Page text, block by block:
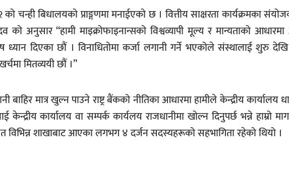
चन्ही बिधालयको प्राङ्गणमा मनाईएको छ । वित्तीय साक्षरता कार्यक्रमका
को अनुसार “हामी माइक्रोफाइनान्सको विश्वव्यापी मूल्य र मान्यताको आधारमा
ध्यान दिएका छौं । विनाधितोमा कर्जा लगानी गर्ने भएकोले संस्थालाई शुरु
मितव्ययी छौं ।”
मात्र खुल्न पाउने राष्ट्र बैंकको नीतिका आधारमा हामीले केन्द्रीय कार्यालय
केन्द्रीय कार्यालय वा सम्पर्क कार्यलय राजधानीमा खोल्न दिनुपर्छ भन्ने हाम्रो
शाखाबाट आएका लगभग ४ दर्जन सदस्यहरूको सहभागिता रहेको थियो ।